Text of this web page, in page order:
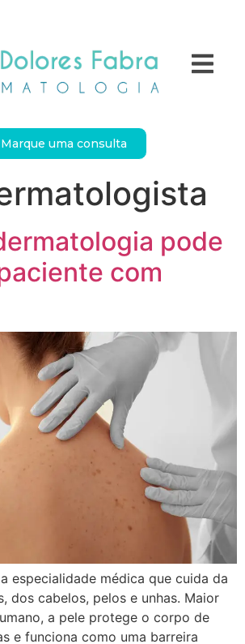
Marque uma consulta
pode
com
especialidade médica que cuida da
dos cabelos, pelos e unhas. Maior
a pele protege o corpo de
e funciona como uma barreira